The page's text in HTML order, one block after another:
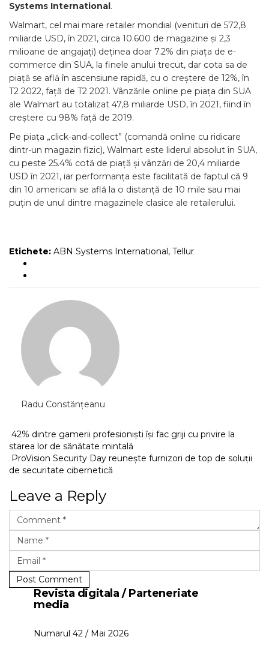
Systems International.
Walmart, cel mai mare retailer mondial (venituri de 572,8
miliarde USD, în 2021, circa 10.600 de magazine și 2,3
milioane de angajați) deținea doar 7.2% din piața de e-
commerce din SUA, la finele anului trecut, dar cota sa de
piață se află în ascensiune rapidă, cu o creștere de 12%, în
T2 2022, față de T2 2021. Vânzările online pe piața din SUA
ale Walmart au totalizat 47,8 miliarde USD, în 2021, fiind în
creștere cu 98% față de 2019.
Pe piața „click-and-collect” (comandă online cu ridicare
dintr-un magazin fizic), Walmart este liderul absolut în SUA,
cu peste 25.4% cotă de piață și vânzări de 20,4 miliarde
USD în 2021, iar performanța este facilitată de faptul că 9
din 10 americani se află la o distanță de 10 mile sau mai
puțin de unul dintre magazinele clasice ale retailerului.
Etichete: ABN Systems International, Tellur
Radu Constănțeanu
42% dintre gamerii profesioniști își fac griji cu privire la
starea lor de sănătate mintală
ProVision Security Day reunește furnizori de top de soluții
de securitate cibernetică
Leave a Reply
Post Comment
Revista digitala / Parteneriate
media
Numarul 42 / Mai 2026